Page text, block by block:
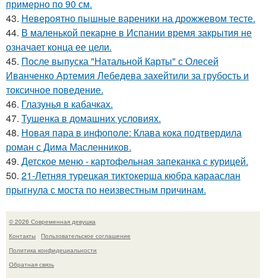
примерно по 90 см.
43. Невероятно пышные вареники на дрожжевом тесте.
44. В маленькой пекарне в Испании время закрытия не
означает конца ее цели.
45. После выпуска "Натальной Карты" с Олесей
Иванченко Артемия Лебедева захейтили за грубость и
токсичное поведение.
46. Глазунья в кабачках.
47. Тушенка в домашних условиях.
48. Новая пара в инфополе: Клава кока подтвердила
роман с Дима Масленников.
49. Детское меню - картофельная запеканка с курицей.
50. 21-Летняя турецкая тиктокерша кюбра карааслан
прыгнула с моста по неизвестным причинам.
© 2026 Современная девушка
Контакты
Пользовательское соглашение
Политика конфидециальности
Обратная связь